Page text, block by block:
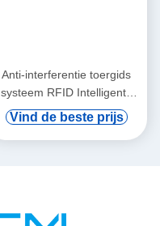
Anti-interferentie toergids
systeem RFID Intelligente
spraakverklaring
Vind de beste prijs